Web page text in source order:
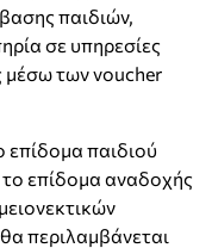
παιδιών,
σε υπηρεσίες
μέσω των voucher
παιδιού
επίδομα αναδοχής
περιλαμβάνεται